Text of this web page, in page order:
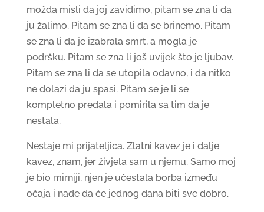
možda misli da joj zavidimo, pitam se zna li da
ju žalimo. Pitam se zna li da se brinemo. Pitam
se zna li da je izabrala smrt, a mogla je
podršku. Pitam se zna li još uvijek što je ljubav.
Pitam se zna li da se utopila odavno, i da nitko
ne dolazi da ju spasi. Pitam se je li se
kompletno predala i pomirila sa tim da je
nestala.
Nestaje mi prijateljica. Zlatni kavez je i dalje
kavez, znam, jer živjela sam u njemu. Samo moj
je bio mirniji, njen je učestala borba između
očaja i nade da će jednog dana biti sve dobro.